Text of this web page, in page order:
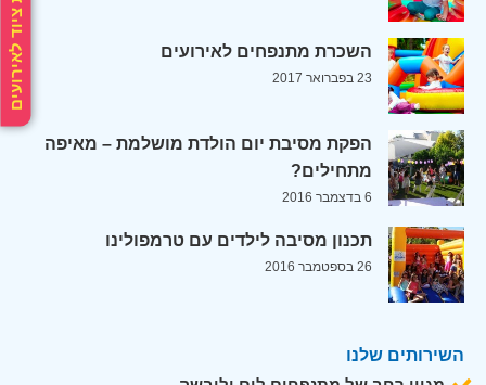
השכרת מתנפחים לאירועים
23 בפברואר 2017
הפקת מסיבת יום הולדת מושלמת – מאיפה
מתחילים?
6 בדצמבר 2016
תכנון מסיבה לילדים עם טרמפולינו
26 בספטמבר 2016
השירותים שלנו